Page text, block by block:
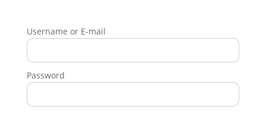
Username or E-mail
Password